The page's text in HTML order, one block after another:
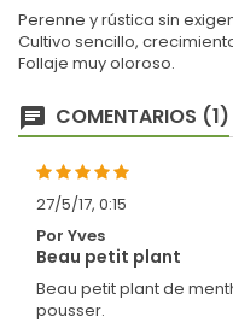
Perenne y rústica sin
Cultivo sencillo,
Follaje muy oloroso.
COMENTARIOS (1)
27/5/17, 0:15
Por Yves
Beau petit plant
Beau petit plant de
pousser.